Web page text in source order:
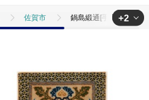
佐賀市 鍋島緞通[手織] 蟹牡丹
+2